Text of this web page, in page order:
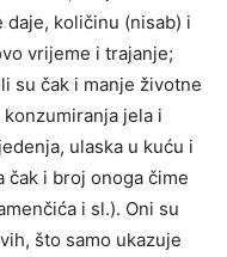
daje, količinu (nisab) i
vrijeme i trajanje;
su čak i manje životne
jela i
ulaska u kuću i
čak i broj onoga čime
i sl.). Oni su
što samo ukazuje